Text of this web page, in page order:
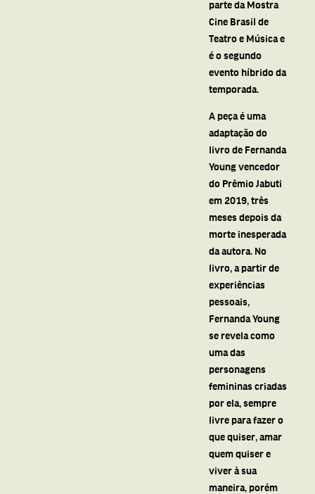
parte da Mostra
Cine Brasil de
Teatro e Música e
é o segundo
evento híbrido da
temporada.
A peça é uma
adaptação do
livro de Fernanda
Young vencedor
do Prêmio Jabuti
em 2019, três
meses depois da
morte inesperada
da autora. No
livro, a partir de
experiências
pessoais,
Fernanda Young
se revela como
uma das
personagens
femininas criadas
por ela, sempre
livre para fazer o
que quiser, amar
quem quiser e
viver à sua
maneira, porém